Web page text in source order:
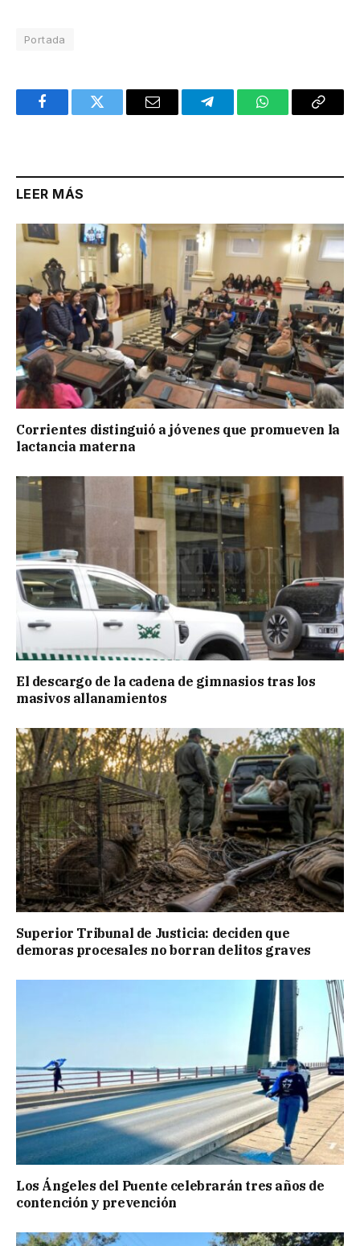
Portada
FacebookTwitter Email TelegramWhatsAppCopy
LEER MÁS
Corrientes distinguió a jóvenes que promueven la
lactancia materna
El descargo de la cadena de gimnasios tras los
masivos allanamientos
Superior Tribunal de Justicia: deciden que
demoras procesales no borran delitos graves
Los Ángeles del Puente celebrarán tres años de
contención y prevención